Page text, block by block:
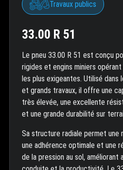
Travaux publics
33.00 R 51
Le pneu 33.00 R 51 est conçu
rigides et engins miniers
les plus exigeantes. Utilisé dans
et grands travaux, il offre une
très élevée, une excellente
et une grande durabilité sur
Sa structure radiale permet une
une adhérence optimale et une
de la pression au sol, améliorant